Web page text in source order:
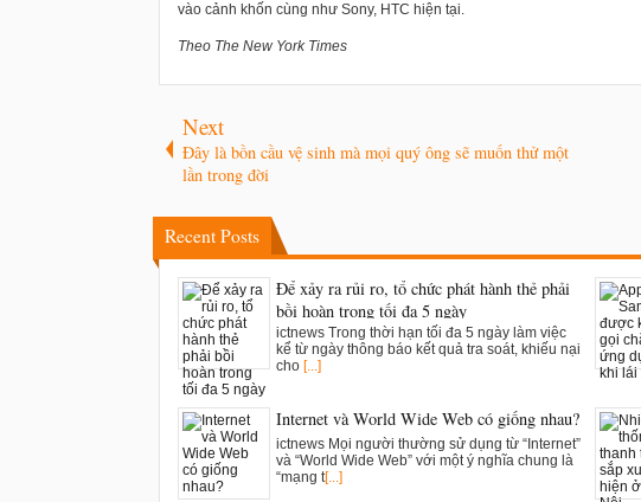
vào cảnh khốn cùng như Sony, HTC hiện tại.
Theo The New York Times
Next
Đây là bồn cầu vệ sinh mà mọi quý ông sẽ muốn thử một
lần trong đời
Recent Posts
Để xảy ra rủi ro, tổ chức phát hành thẻ phải
bồi hoàn trong tối đa 5 ngày
ictnews Trong thời hạn tối đa 5 ngày làm việc
kể từ ngày thông báo kết quả tra soát, khiếu nại
cho [...]
Internet và World Wide Web có giống nhau?
ictnews Mọi người thường sử dụng từ “Internet”
và “World Wide Web” với một ý nghĩa chung là
“mạng t[...]